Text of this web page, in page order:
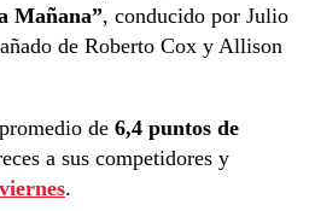
Mañana”, conducido por Julio
de Roberto Cox y Allison
de 6,4 puntos de
a sus competidores y
.